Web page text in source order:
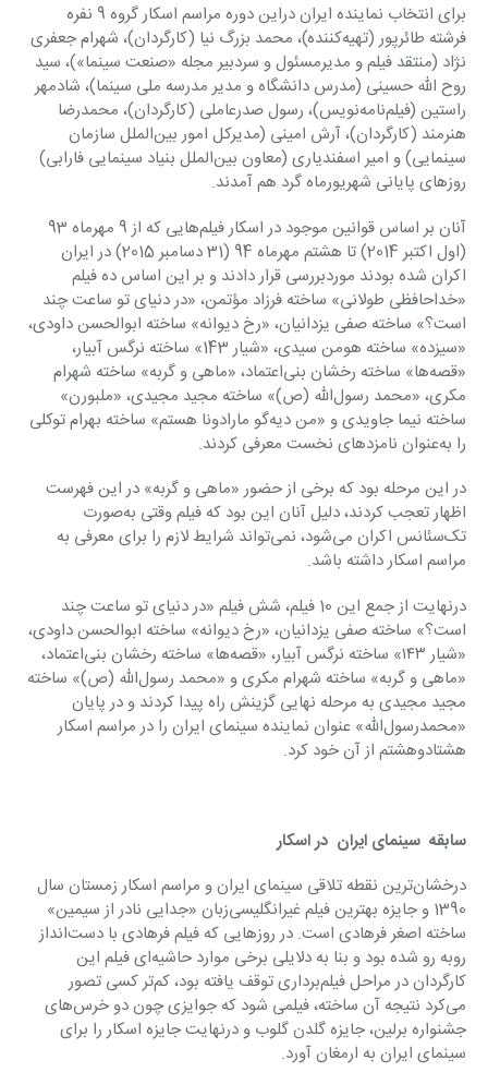
برای انتخاب نماینده ایران دراین دوره مراسم اسکار گروه 9 نفره
فرشته طائرپور (تهیه‌کننده)، محمد بزرگ نیا (کارگردان)، شهرام جعفری
نژاد (منتقد فیلم و مدیرمسئول و سردبیر مجله «صنعت سینما»)، سید
روح الله حسینی (مدرس دانشگاه و مدیر مدرسه ملی سینما)، شادمهر
راستین (فیلم‌نامه‌‌نویس)، رسول صدرعاملی (کارگردان)، محمدرضا
هنرمند (کارگردان)، آرش امینی (مدیرکل امور بین‌‌الملل سازمان
سینمایی) و امیر اسفندیاری (معاون بین‌‌الملل بنیاد سینمایی فارابی)
روزهای پایانی شهریورماه گرد هم آمدند.
(اول اکتبر 2014) تا هشتم مهرماه 94 (31 دسامبر 2015) در ایران
اکران شده بودند موردبررسی قرار دادند و بر این اساس ده فیلم
«خداحافظی طولانی» ساخته فرزاد مؤتمن، «در دنیای تو ساعت چند
است؟» ساخته صفی یزدانیان، «رخ دیوانه» ساخته ابوالحسن داودی،
«سیزده» ساخته هومن سیدی، «شیار 143» ساخته نرگس آبیار،
«قصه‌ها» ساخته رخشان بنی‌اعتماد، «ماهی و گربه» ساخته شهرام
مکری، «محمد رسول‌الله (ص)» ساخته مجید مجیدی، «ملبورن»
ساخته نیما جاویدی و «من دیه‌گو مارادونا هستم» ساخته بهرام توکلی
را به‌عنوان نامزدهای نخست معرفی کردند.
در این مرحله بود که برخی از حضور «ماهی و گربه» در این فهرست
اظهار تعجب کردند، دلیل آنان این بود که فیلم وقتی به‌صورت
تک‌سئانس اکران می‌شود، نمی‌تواند شرایط لازم را برای معرفی به
مراسم اسکار داشته باشد.
درنهایت از جمع این 10 فیلم، شش فیلم «در دنیای تو ساعت چند
است؟» ساخته صفی یزدانیان، «رخ دیوانه» ساخته ابوالحسن داودی،
«شیار ۱۴۳» ساخته نرگس آبیار، «قصه‌ها» ساخته رخشان بنی‌اعتماد،
«ماهی و گربه» ساخته شهرام مکری و «محمد رسول‌الله (ص)» ساخته
مجید مجیدی به مرحله نهایی گزینش راه پیدا کردند و در پایان
«محمدرسول‌الله» عنوان نماینده سینمای ایران را در مراسم اسکار
هشتادوهشتم از آن خود کرد.
سابقه  سینمای ایران  در اسکار
درخشان‌ترین نقطه تلاقی سینمای ایران و مراسم اسکار زمستان سال
1390 و جایزه بهترین فیلم غیرانگلیسی‌زبان «جدایی نادر از سیمین»
ساخته اصغر فرهادی است. در روزهایی که فیلم فرهادی با دست‌انداز
روبه رو شده بود و بنا به دلایلی برخی موارد حاشیه‌ای فیلم این
کارگردان در مراحل فیلم‌برداری توقف یافته بود، کم‌تر کسی تصور
می‌کرد نتیجه آن ساخته، فیلمی شود که جوایزی چون دو خرس‌های
جشنواره برلین، جایزه گلدن گلوب و درنهایت جایزه اسکار را برای
سینمای ایران به ارمغان آورد.